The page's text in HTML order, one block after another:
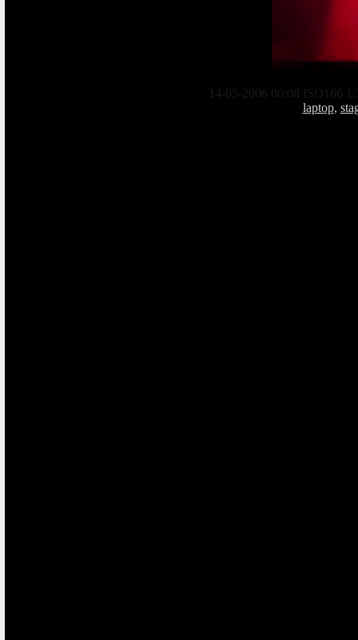
14-05-2006 00:08 ISO166
laptop,